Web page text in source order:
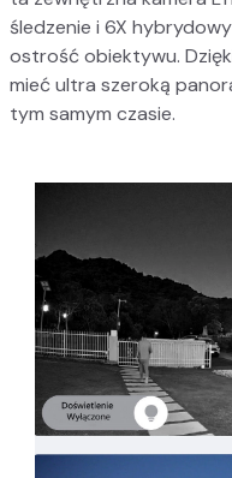
śledzenie i 6X
ostrość obiektywu.
mieć ultra szeroką
tym samym czasie.